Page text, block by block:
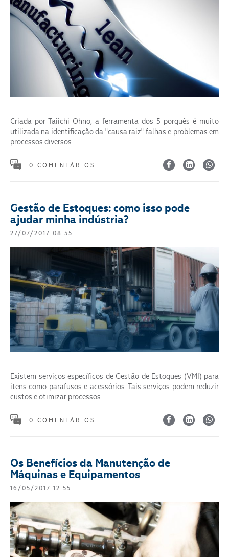
Criada por Taiichi Ohno, a ferramenta dos 5 porquês é muito
utilizada na identificação da "causa raiz" falhas e problemas em
processos diversos.
0 COMENTÁRIOS
Gestão de Estoques: como isso pode
ajudar minha indústria?
27/07/2017 08:55
Existem serviços específicos de Gestão de Estoques (VMI) para
itens como parafusos e acessórios. Tais serviços podem reduzir
custos e otimizar processos.
0 COMENTÁRIOS
Os Benefícios da Manutenção de
Máquinas e Equipamentos
16/05/2017 12:55